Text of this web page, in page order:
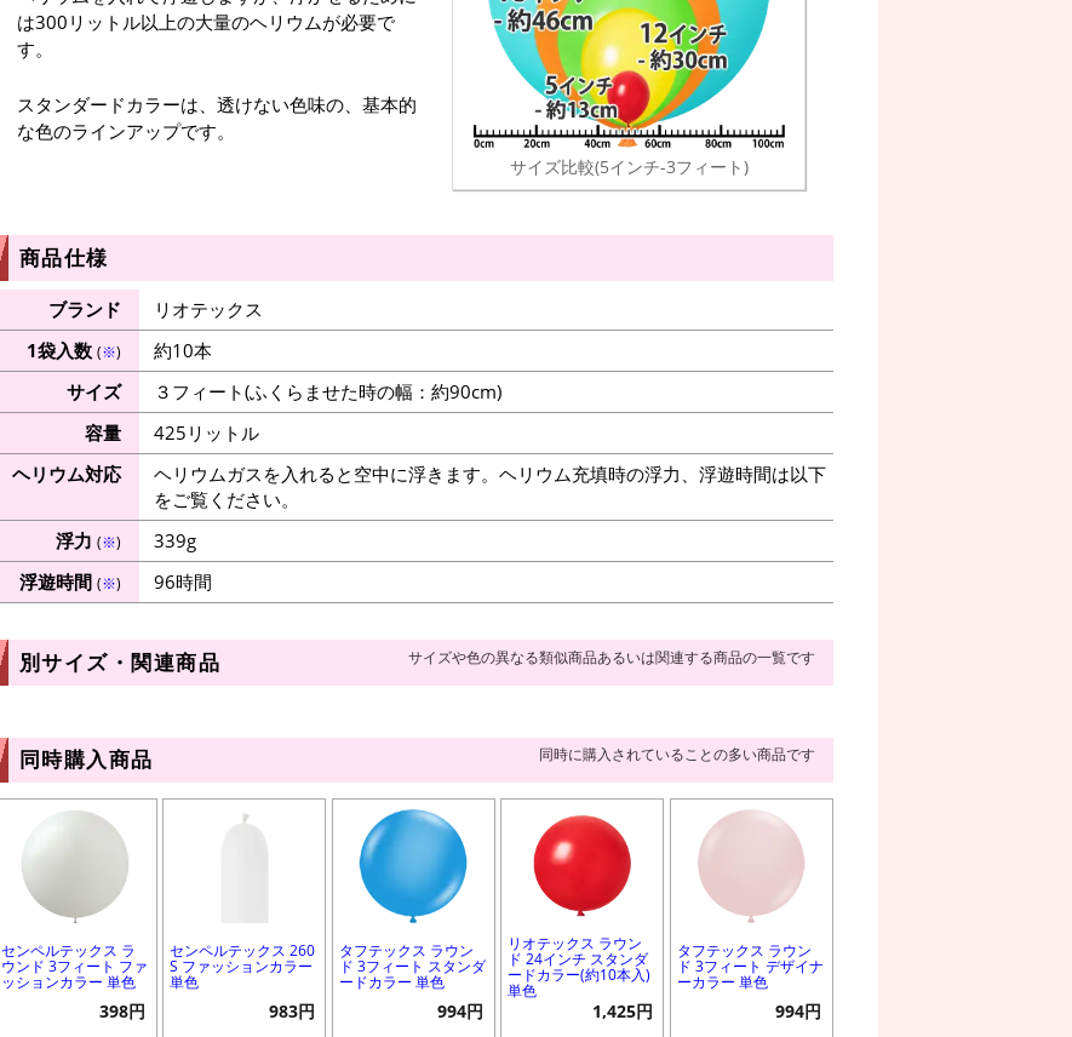
サイズ比較(5インチ-3フィート)
は300リットル以上の大量のヘリウムが必要で
す。
スタンダードカラーは、透けない色味の、基本的
な色のラインアップです。
商品仕様
ブランド
リオテックス
1袋入数 (※)
約10本
サイズ
３フィート(ふくらませた時の幅：約90cm)
容量
425リットル
ヘリウム対応
ヘリウムガスを入れると空中に浮きます。ヘリウム充填時の浮力、浮遊時間は以下
をご覧ください。
浮力 (※)
339g
浮遊時間 (※) 96時間
別サイズ・関連商品 サイズや色の異なる類似商品あるいは関連する商品の一覧です
同時購入商品 同時に購入されていることの多い商品です
センペルテックス ラ
ウンド 3フィート ファ
ッションカラー 単色
398円
センペルテックス 260
S ファッションカラー
単色
983円
タフテックス ラウン
ド 3フィート スタンダ
ードカラー 単色
994円
リオテックス ラウン
ド 24インチ スタンダ
ードカラー(約10本入)
単色
1,425円
タフテックス ラウン
ド 3フィート デザイナ
ーカラー 単色
994円